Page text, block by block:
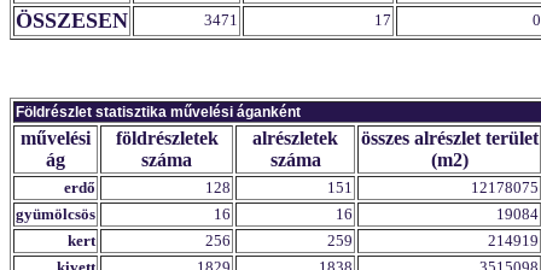
ÖSSZESEN 3471 17 0
Földrészlet statisztika művelési áganként
művelési
ág
földrészletek
száma
alrészletek
száma
összes alrészlet terület
(m2)
erdő 128 151
12178075
gyümölcsös
16 16
19084
kert
256 259
214919